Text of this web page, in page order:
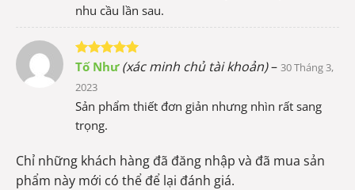
nhu cầu lần sau.
Được xếp
sao
Tố Như (xác minh chủ tài khoản)– 30 Tháng 3,
2023
Sản phẩm thiết đơn giản nhưng nhìn rất sang
trọng.
Chỉ những khách hàng đã đăng nhập và đã mua sản
phẩm này mới có thể để lại đánh giá.